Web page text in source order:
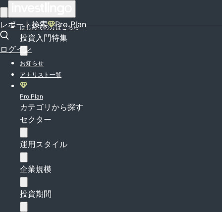
レポート検索 Pro Plan
ログイン
はじめての方はこちら
投資入門特集
お知らせ
アナリスト一覧
Pro Plan
カテゴリから探す
セクター
運用スタイル
企業規模
投資期間